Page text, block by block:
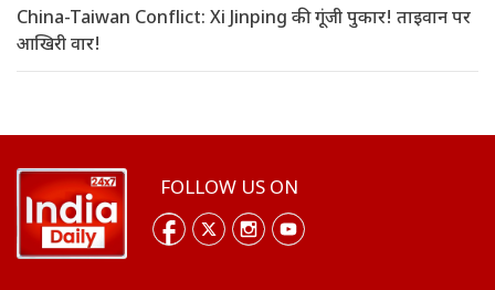
China-Taiwan Conflict: Xi Jinping की गूंजी पुकार! ताइवान पर
आखिरी वार!
FOLLOW US ON